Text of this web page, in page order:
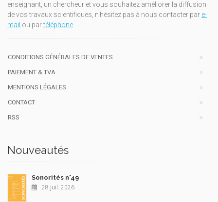
enseignant, un chercheur et vous souhaitez améliorer la diffusion
de vos travaux scientifiques, n'hésitez pas à nous contacter par e-
mail ou partéléphone.
CONDITIONS GÉNÉRALES DE VENTES
PAIEMENT & TVA
MENTIONS LÉGALES
CONTACT
RSS
Nouveautés
Sonorités n°49
28 juil. 2026